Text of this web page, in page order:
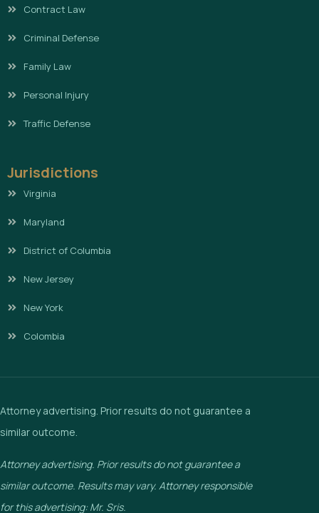
Contract Law
Criminal Defense
Family Law
Personal Injury
Traffic Defense
Jurisdictions
Virginia
Maryland
District of Columbia
New Jersey
New York
Colombia
Attorney advertising. Prior results do not guarantee a
similar outcome.
Attorney advertising. Prior results do not guarantee a
similar outcome. Results may vary. Attorney responsible
for this advertising: Mr. Sris.